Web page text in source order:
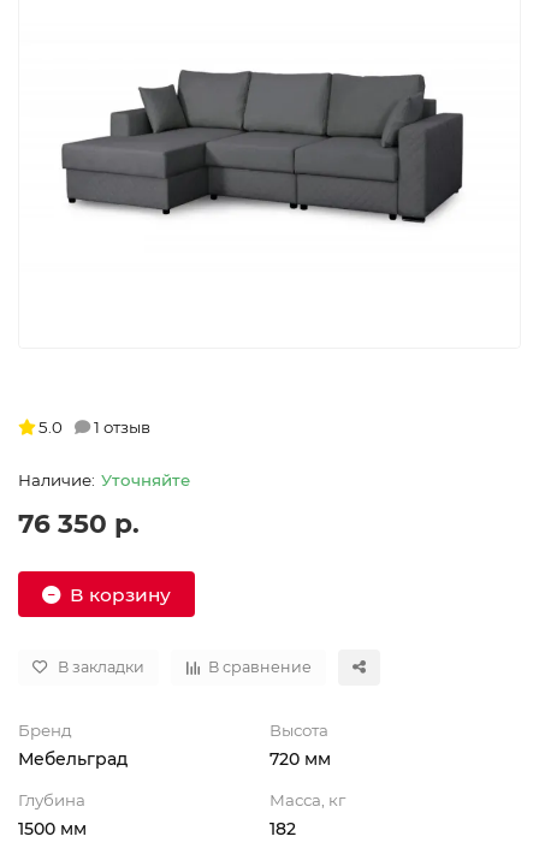
Уточняйте
76 350 р.
В корзину
В закладки В сравнение
5.0 1 отзыв
Бренд
Мебельград
Высота
720 мм
Глубина
1500 мм
Масса, кг
182